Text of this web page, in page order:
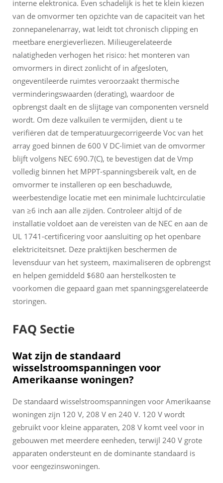
interne elektronica. Even schadelijk is het te klein kiezen
van de omvormer ten opzichte van de capaciteit van het
zonnepanelenarray, wat leidt tot chronisch clipping en
meetbare energieverliezen. Milieugerelateerde
nalatigheden verhogen het risico: het monteren van
omvormers in direct zonlicht of in afgesloten,
ongeventileerde ruimtes veroorzaakt thermische
verminderingswaarden (derating), waardoor de
opbrengst daalt en de slijtage van componenten versneld
wordt. Om deze valkuilen te vermijden, dient u te
verifiëren dat de temperatuurgecorrigeerde Voc van het
array goed binnen de 600 V DC-limiet van de omvormer
blijft volgens NEC 690.7(C), te bevestigen dat de Vmp
volledig binnen het MPPT-spanningsbereik valt, en de
omvormer te installeren op een beschaduwde,
weerbestendige locatie met een minimale luchtcirculatie
van ≥6 inch aan alle zijden. Controleer altijd of de
installatie voldoet aan de vereisten van de NEC en aan de
UL 1741-certificering voor aansluiting op het openbare
elektriciteitsnet. Deze praktijken beschermen de
levensduur van het systeem, maximaliseren de opbrengst
en helpen gemiddeld $680 aan herstelkosten te
voorkomen die gepaard gaan met spanningsgerelateerde
storingen.
FAQ Sectie
Wat zijn de standaard
wisselstroomspanningen voor
Amerikaanse woningen?
De standaard wisselstroomspanningen voor Amerikaanse
woningen zijn 120 V, 208 V en 240 V. 120 V wordt
gebruikt voor kleine apparaten, 208 V komt veel voor in
gebouwen met meerdere eenheden, terwijl 240 V grote
apparaten ondersteunt en de dominante standaard is
voor eengezinswoningen.